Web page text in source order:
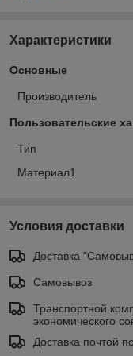
Характеристики
Основные
Производитель
Пользовательские
Тип
Материал1
Условия доставки
Доставка
Самовывоз
Транспортной
экономического
Доставка почтой